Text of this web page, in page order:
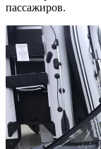
пассажиров.